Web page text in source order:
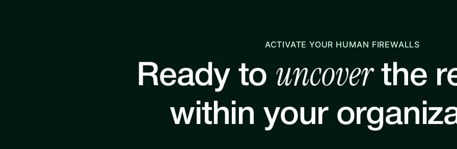
ACTIVATE YOUR HUMAN FIREWALLS
Ready to uncoverthe
within your